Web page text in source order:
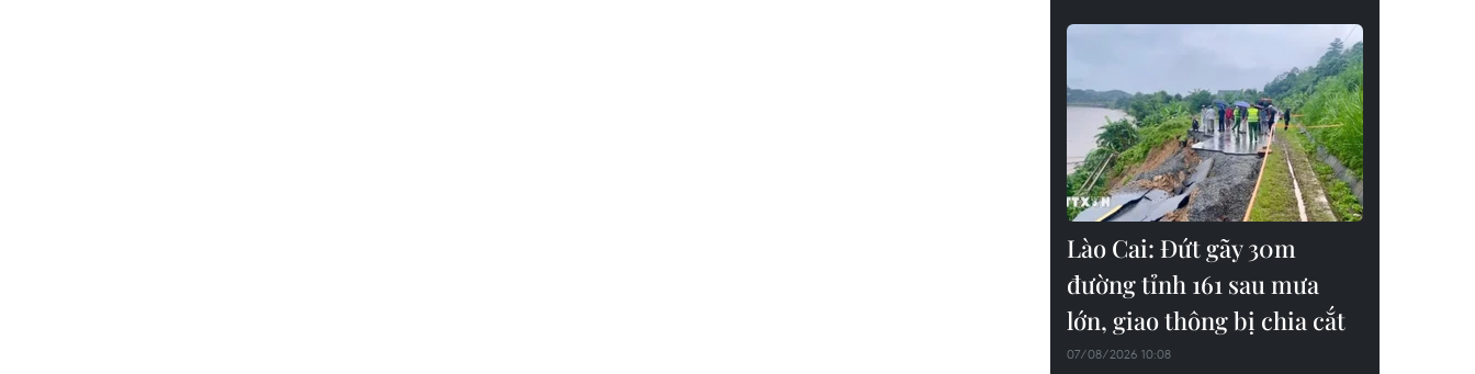
Lào Cai: Đứt gãy 30m
đường tỉnh 161 sau mưa
lớn, giao thông bị chia cắt
07/08/2026 10:08